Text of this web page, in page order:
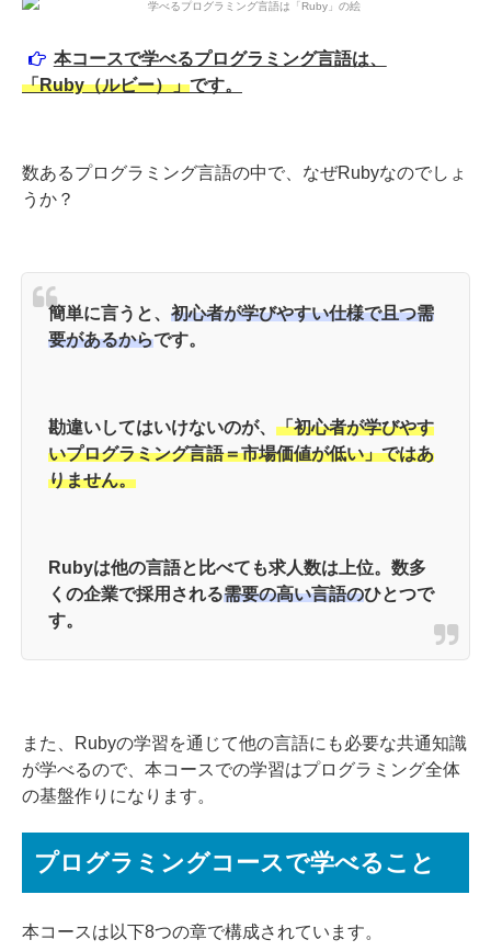
本コースで学べるプログラミング言語は、
「Ruby（ルビー）」です。
数あるプログラミング言語の中で、なぜRubyなのでしょ
うか？
簡単に言うと、 初心者が学びやすい仕様で且つ需
要があるからです。
勘違いしてはいけないのが、 「初心者が学びやす
いプログラミング言語＝市場価値が低い」ではあ
りません。
Rubyは他の言語と比べても求人数は上位。数多
くの企業で採用される需要の高い言語のひとつで
す。
また、Rubyの学習を通じて他の言語にも必要な共通知識
が学べるので、本コースでの学習はプログラミング全体
の基盤作りになります。
プログラミングコースで学べること
本コースは以下8つの章で構成されています。